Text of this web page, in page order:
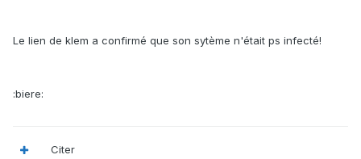
Le lien de klem a confirmé que son sytème n'était ps infecté!
:biere:
Citer